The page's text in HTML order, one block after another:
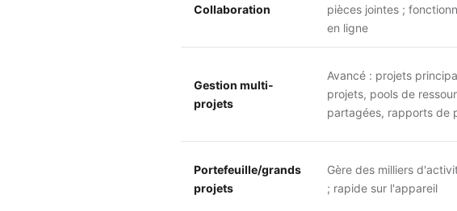
Collaboration
pièces jointes ;
en ligne
Gestion multi-
projets
Avancé : projets
projets, pools de
partagées, rapports de
Portefeuille/grands
projets
Gère des milliers
; rapide sur l'appareil